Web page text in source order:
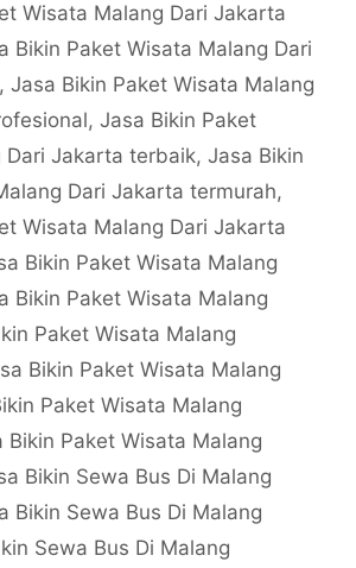
Wisata Malang Dari Jakarta
Bikin Paket Wisata Malang Dari
, Jasa Bikin Paket Wisata Malang
, Jasa Bikin Paket
Dari Jakarta terbaik, Jasa Bikin
Dari Jakarta termurah,
Wisata Malang Dari Jakarta
Bikin Paket Wisata Malang
Bikin Paket Wisata Malang
Paket Wisata Malang
Bikin Paket Wisata Malang
Paket Wisata Malang
Bikin Paket Wisata Malang
Bikin Sewa Bus Di Malang
Bikin Sewa Bus Di Malang
Sewa Bus Di Malang